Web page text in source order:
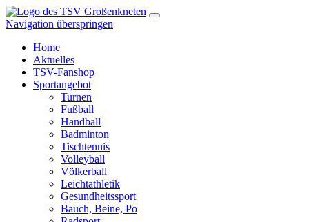
Navigation überspringen
Home
Aktuelles
TSV-Fanshop
Sportangebot
Turnen
Fußball
Handball
Badminton
Tischtennis
Volleyball
Völkerball
Leichtathletik
Gesundheitssport
Bauch, Beine, Po